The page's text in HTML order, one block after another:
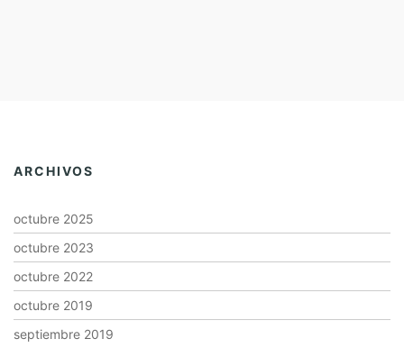
ARCHIVOS
octubre 2025
octubre 2023
octubre 2022
octubre 2019
septiembre 2019